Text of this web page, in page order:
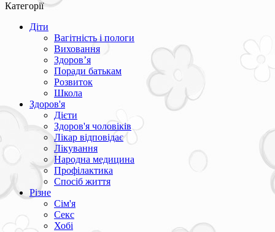
Категорії
Діти
Вагітність і пологи
Виховання
Здоров’я
Поради батькам
Розвиток
Школа
Здоров'я
Дієти
Здоров'я чоловіків
Лікар відповідає
Лікування
Народна медицина
Профілактика
Спосіб життя
Різне
Сім'я
Секс
Хобі